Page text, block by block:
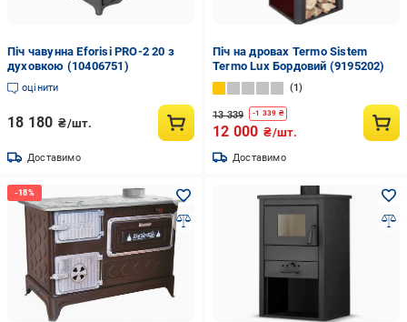
Піч чавунна Eforisi PRO-2 20 з
духовкою (10406751)
оцінити
18 180 ₴/шт.
Доставимо
Піч на дровах Termo Sistem
Termo Lux Бордовий (9195202)
1
13 339 -1 339 ₴
12 000 ₴/шт.
Доставимо